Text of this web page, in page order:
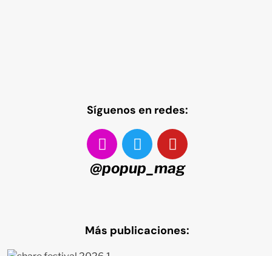
Síguenos en redes:
@popup_mag
Más publicaciones: